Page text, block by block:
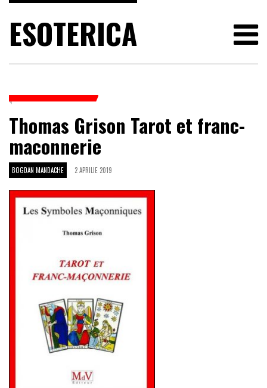
ESOTERICA
Thomas Grison Tarot et franc-
maconnerie
BOGDAN MANDACHE 2 APRILIE 2019